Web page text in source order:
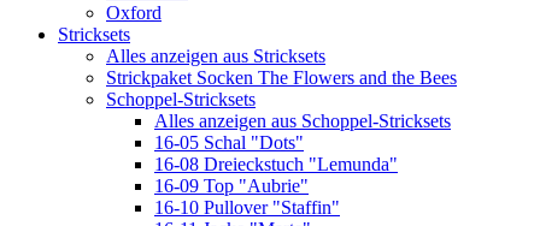
Oxford
Stricksets
Alles anzeigen aus Stricksets
Strickpaket Socken The Flowers and the Bees
Schoppel-Stricksets
Alles anzeigen aus Schoppel-Stricksets
16-05 Schal "Dots"
16-08 Dreieckstuch "Lemunda"
16-09 Top "Aubrie"
16-10 Pullover "Staffin"